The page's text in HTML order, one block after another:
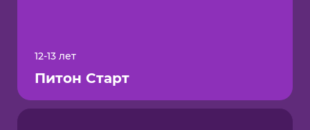
12-13 лет
Питон Старт